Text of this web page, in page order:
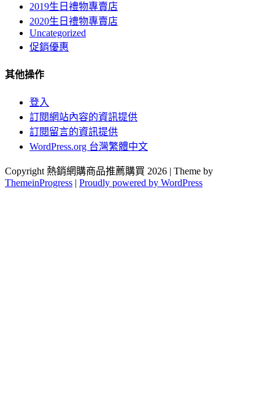
2019生日禮物專賣店
2020生日禮物專賣店
Uncategorized
促銷優惠
其他操作
登入
訂閱網站內容的資訊提供
訂閱留言的資訊提供
WordPress.org 台灣繁體中文
Copyright 熱銷網購商品推薦購買 2026 | Theme by
ThemeinProgress | Proudly powered by WordPress